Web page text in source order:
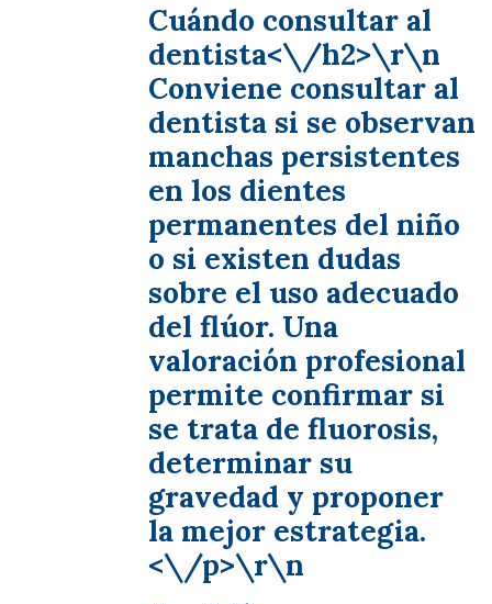
Cuándo consultar al
dentista<\/h2>\r\n
Conviene consultar al
dentista si se observan
manchas persistentes
en los dientes
permanentes del niño
o si existen dudas
sobre el uso adecuado
del flúor. Una
valoración profesional
permite confirmar si
se trata de fluorosis,
determinar su
gravedad y proponer
la mejor estrategia.
<\/p>\r\n